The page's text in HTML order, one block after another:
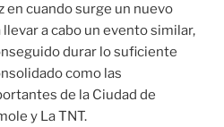
en cuando surge un nuevo
a cabo un evento similar,
durar lo suficiente
como las
de la Ciudad de
y La TNT.